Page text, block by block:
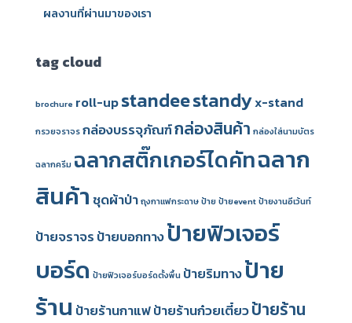
ผลงานที่ผ่านมาของเรา
tag cloud
brochure roll-upstandeestandyx-stand
กรวยจราจรกล่องบรรจุภัณฑ์กล่องสินค้า กล่องใส่นามบัตร
ฉลากครีม ฉลากสติ๊กเกอร์ไดคัทฉลาก
สินค้า ชุดผ้าป่าถุงกาแฟกระดาษป้ายป้ายeventป้ายงานอีเว้นท์
ป้ายจราจร ป้ายบอกทางป้ายฟิวเจอร์
บอร์ด ป้ายฟิวเจอร์บอร์ดตั้งพื้น ป้ายริมทางป้าย
ร้าน ป้ายร้านกาแฟป้ายร้านก๋วยเตี๋ยวป้ายร้าน